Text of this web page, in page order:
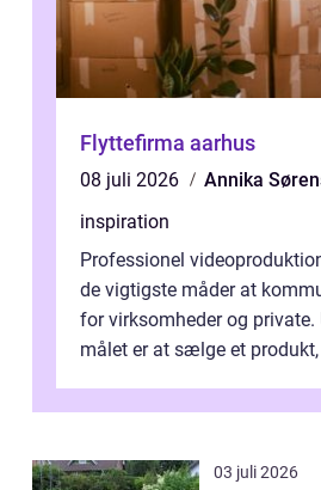
Flyttefirma aarhus
08 juli 2026
Annika
inspiration
Professionel
de vigtigste måder at
for virksomheder og private.
målet er at sælge et produkt,
03 juli 2026